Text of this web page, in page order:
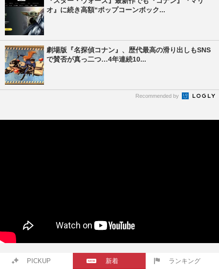
オ』に続き高額“ポップコーンボック...
劇場版『名探偵コナン』、歴代最高の滑り出しもSNS
で賛否が真っ二つ…4年連続10...
Recommended by
PICKUP 新着 ランキング